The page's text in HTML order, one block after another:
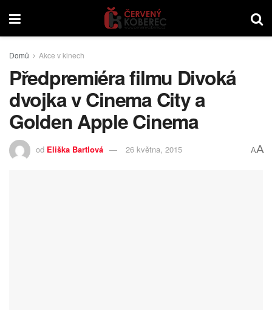
Domů Akce v kinech
Předpremiéra filmu Divoká
dvojka v Cinema City a
Golden Apple Cinema
od Eliška Bartlová 26 května, 2015 AA